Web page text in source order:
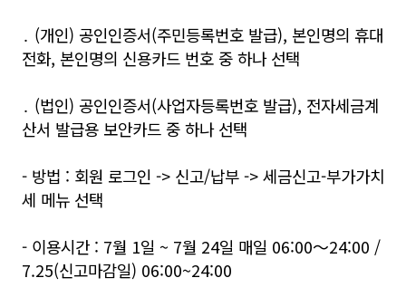
․ (개인) 공인인증서(주민등록번호 발급), 본인명의 휴대
전화, 본인명의 신용카드 번호 중 하나 선택
․ (법인) 공인인증서(사업자등록번호 발급), 전자세금계
산서 발급용 보안카드 중 하나 선택
- 방법 : 회원 로그인 -> 신고/납부 -> 세금신고-부가가치
세 메뉴 선택
- 이용시간 : 7월 1일 ~ 7월 24일 매일 06:00～24:00 /
7.25(신고마감일) 06:00~24:00